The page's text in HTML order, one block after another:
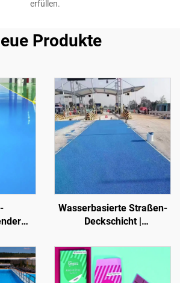
erfüllen.
Produkte
Wasserbasierte Straßen-
Deckschicht |
Farbumschicht für innen-
und außenliegende
Fahrbahnen